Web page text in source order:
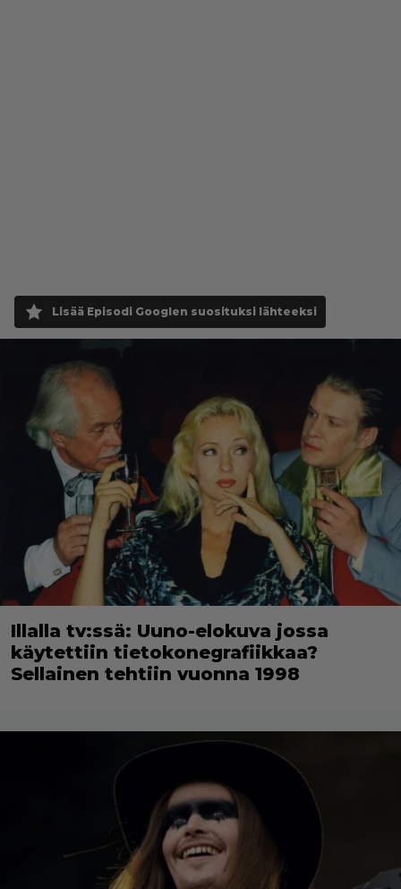
Lisää Episodi Googlen suosituksi lähteeksi
Illalla tv:ssä: Uuno-elokuva jossa
käytettiin tietokonegrafiikkaa?
Sellainen tehtiin vuonna 1998